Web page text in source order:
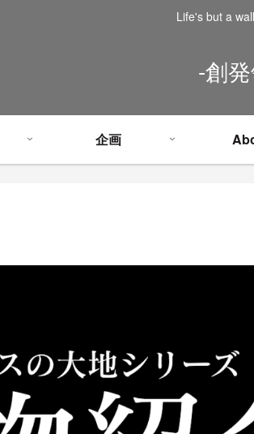
Life's but a
-創
企画